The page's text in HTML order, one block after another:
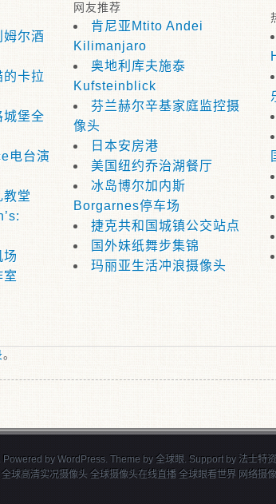
尔酒
卡拉
城堡全
电台演
教堂
场
室
网友推荐
肯尼亚Mtito Andei
Kilimanjaro
奥地利库夫施泰
Kufsteinblick
芬兰赫尔辛基家庭监控摄
像头
日本安房港
美国纽约乔治湖餐厅
冰岛博尔加内斯
Borgarnes停车场
捷克共和国城镇公交站点
国外妹纸舞步集锦
玛丽亚生活冲浪摄像头
。
Powered by WordPress. Theme by 全球眼. Support by 法士特
球高清实况摄像头 全球摄像头在线直播 全球眼看世界 网络摄